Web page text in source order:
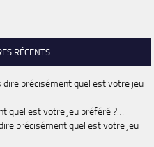
RÉCENTS
dire précisément quel est votre jeu
quel est votre jeu préféré ?…
précisément quel est votre jeu